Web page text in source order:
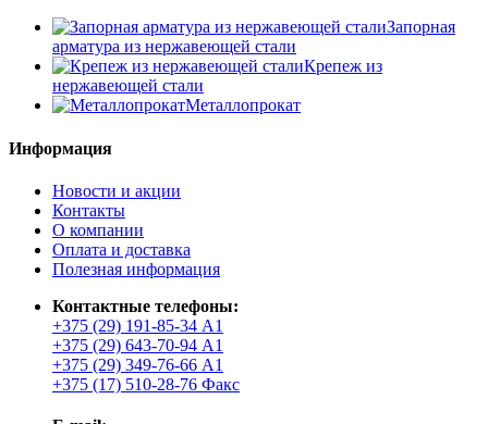
Запорная
арматура из нержавеющей стали
Крепеж из
нержавеющей стали
Металлопрокат
Информация
Новости и акции
Контакты
О компании
Оплата и доставка
Полезная информация
Контактные телефоны:
+375 (29) 191-85-34 А1
+375 (29) 643-70-94 А1
+375 (29) 349-76-66 А1
+375 (17) 510-28-76 Факс